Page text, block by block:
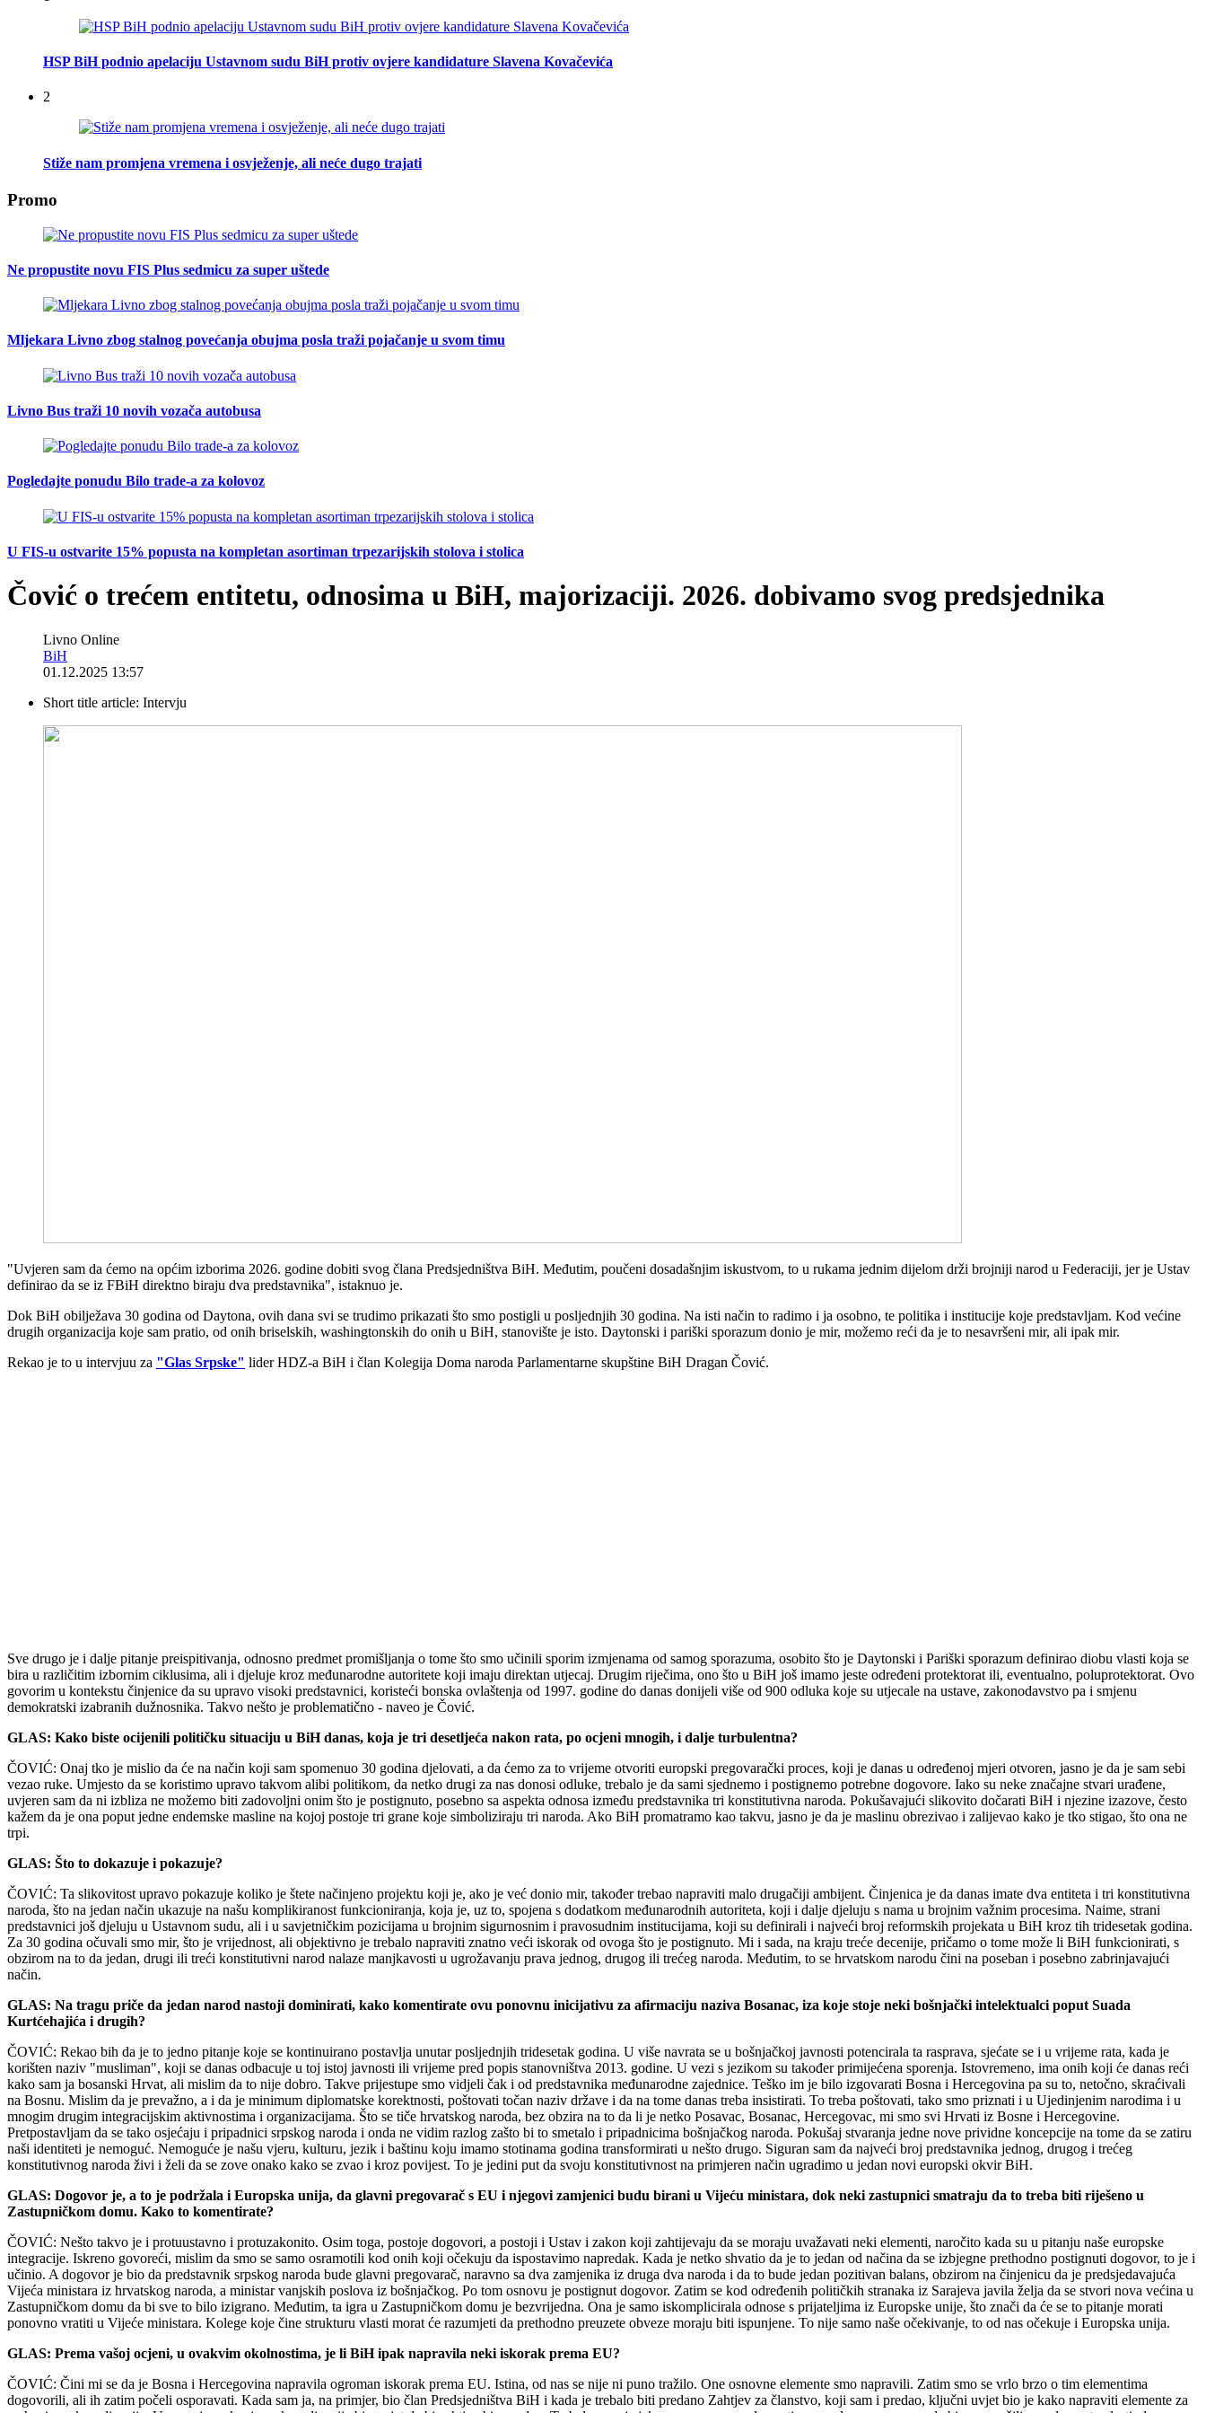
HSP BiH podnio apelaciju Ustavnom sudu BiH protiv ovjere kandidature Slavena Kovačevića
2
Stiže nam promjena vremena i osvježenje, ali neće dugo trajati
Promo
Ne propustite novu FIS Plus sedmicu za super uštede
Mljekara Livno zbog stalnog povećanja obujma posla traži pojačanje u svom timu
Livno Bus traži 10 novih vozača autobusa
Pogledajte ponudu Bilo trade-a za kolovoz
U FIS-u ostvarite 15% popusta na kompletan asortiman trpezarijskih stolova i stolica
Čović o trećem entitetu, odnosima u BiH, majorizaciji. 2026. dobivamo svog predsjednika
Livno Online
BiH
01.12.2025 13:57
Short title article: Intervju
"Uvjeren sam da ćemo na općim izborima 2026. godine dobiti svog člana Predsjedništva BiH. Međutim, poučeni dosadašnjim iskustvom, to u rukama jednim dijelom drži brojniji narod u Federaciji, jer je Ustav
definirao da se iz FBiH direktno biraju dva predstavnika", istaknuo je.
Dok BiH obilježava 30 godina od Daytona, ovih dana svi se trudimo prikazati što smo postigli u posljednjih 30 godina. Na isti način to radimo i ja osobno, te politika i institucije koje predstavljam. Kod većine
drugih organizacija koje sam pratio, od onih briselskih, washingtonskih do onih u BiH, stanovište je isto. Daytonski i pariški sporazum donio je mir, možemo reći da je to nesavršeni mir, ali ipak mir.
Rekao je to u intervjuu za "Glas Srpske" lider HDZ-a BiH i član Kolegija Doma naroda Parlamentarne skupštine BiH Dragan Čović.
Sve drugo je i dalje pitanje preispitivanja, odnosno predmet promišljanja o tome što smo učinili sporim izmjenama od samog sporazuma, osobito što je Daytonski i Pariški sporazum definirao diobu vlasti koja se
bira u različitim izbornim ciklusima, ali i djeluje kroz međunarodne autoritete koji imaju direktan utjecaj. Drugim riječima, ono što u BiH još imamo jeste određeni protektorat ili, eventualno, poluprotektorat. Ovo
govorim u kontekstu činjenice da su upravo visoki predstavnici, koristeći bonska ovlaštenja od 1997. godine do danas donijeli više od 900 odluka koje su utjecale na ustave, zakonodavstvo pa i smjenu
demokratski izabranih dužnosnika. Takvo nešto je problematično - naveo je Čović.
GLAS: Kako biste ocijenili političku situaciju u BiH danas, koja je tri desetljeća nakon rata, po ocjeni mnogih, i dalje turbulentna?
ČOVIĆ: Onaj tko je mislio da će na način koji sam spomenuo 30 godina djelovati, a da ćemo za to vrijeme otvoriti europski pregovarački proces, koji je danas u određenoj mjeri otvoren, jasno je da je sam sebi
vezao ruke. Umjesto da se koristimo upravo takvom alibi politikom, da netko drugi za nas donosi odluke, trebalo je da sami sjednemo i postignemo potrebne dogovore. Iako su neke značajne stvari urađene,
uvjeren sam da ni izbliza ne možemo biti zadovoljni onim što je postignuto, posebno sa aspekta odnosa između predstavnika tri konstitutivna naroda. Pokušavajući slikovito dočarati BiH i njezine izazove, često
kažem da je ona poput jedne endemske masline na kojoj postoje tri grane koje simboliziraju tri naroda. Ako BiH promatramo kao takvu, jasno je da je maslinu obrezivao i zalijevao kako je tko stigao, što ona ne
trpi.
GLAS: Što to dokazuje i pokazuje?
ČOVIĆ: Ta slikovitost upravo pokazuje koliko je štete načinjeno projektu koji je, ako je već donio mir, također trebao napraviti malo drugačiji ambijent. Činjenica je da danas imate dva entiteta i tri konstitutivna
naroda, što na jedan način ukazuje na našu komplikiranost funkcioniranja, koja je, uz to, spojena s dodatkom međunarodnih autoriteta, koji i dalje djeluju s nama u brojnim važnim procesima. Naime, strani
predstavnici još djeluju u Ustavnom sudu, ali i u savjetničkim pozicijama u brojnim sigurnosnim i pravosudnim institucijama, koji su definirali i najveći broj reformskih projekata u BiH kroz tih tridesetak godina.
Za 30 godina očuvali smo mir, što je vrijednost, ali objektivno je trebalo napraviti znatno veći iskorak od ovoga što je postignuto. Mi i sada, na kraju treće decenije, pričamo o tome može li BiH funkcionirati, s
obzirom na to da jedan, drugi ili treći konstitutivni narod nalaze manjkavosti u ugrožavanju prava jednog, drugog ili trećeg naroda. Međutim, to se hrvatskom narodu čini na poseban i posebno zabrinjavajući
način.
GLAS: Na tragu priče da jedan narod nastoji dominirati, kako komentirate ovu ponovnu inicijativu za afirmaciju naziva Bosanac, iza koje stoje neki bošnjački intelektualci poput Suada
Kurtćehajića i drugih?
ČOVIĆ: Rekao bih da je to jedno pitanje koje se kontinuirano postavlja unutar posljednjih tridesetak godina. U više navrata se u bošnjačkoj javnosti potencirala ta rasprava, sjećate se i u vrijeme rata, kada je
korišten naziv "musliman", koji se danas odbacuje u toj istoj javnosti ili vrijeme pred popis stanovništva 2013. godine. U vezi s jezikom su također primijećena sporenja. Istovremeno, ima onih koji će danas reći
kako sam ja bosanski Hrvat, ali mislim da to nije dobro. Takve prijestupe smo vidjeli čak i od predstavnika međunarodne zajednice. Teško im je bilo izgovarati Bosna i Hercegovina pa su to, netočno, skraćivali
na Bosnu. Mislim da je prevažno, a i da je minimum diplomatske korektnosti, poštovati točan naziv države i da na tome danas treba insistirati. To treba poštovati, tako smo priznati i u Ujedinjenim narodima i u
mnogim drugim integracijskim aktivnostima i organizacijama. Što se tiče hrvatskog naroda, bez obzira na to da li je netko Posavac, Bosanac, Hercegovac, mi smo svi Hrvati iz Bosne i Hercegovine.
Pretpostavljam da se tako osjećaju i pripadnici srpskog naroda i onda ne vidim razlog zašto bi to smetalo i pripadnicima bošnjačkog naroda. Pokušaj stvaranja jedne nove prividne koncepcije na tome da se zatiru
naši identiteti je nemoguć. Nemoguće je našu vjeru, kulturu, jezik i baštinu koju imamo stotinama godina transformirati u nešto drugo. Siguran sam da najveći broj predstavnika jednog, drugog i trećeg
konstitutivnog naroda živi i želi da se zove onako kako se zvao i kroz povijest. To je jedini put da svoju konstitutivnost na primjeren način ugradimo u jedan novi europski okvir BiH.
GLAS: Dogovor je, a to je podržala i Europska unija, da glavni pregovarač s EU i njegovi zamjenici budu birani u Vijeću ministara, dok neki zastupnici smatraju da to treba biti riješeno u
Zastupničkom domu. Kako to komentirate?
ČOVIĆ: Nešto takvo je i protuustavno i protuzakonito. Osim toga, postoje dogovori, a postoji i Ustav i zakon koji zahtijevaju da se moraju uvažavati neki elementi, naročito kada su u pitanju naše europske
integracije. Iskreno govoreći, mislim da smo se samo osramotili kod onih koji očekuju da ispostavimo napredak. Kada je netko shvatio da je to jedan od načina da se izbjegne prethodno postignuti dogovor, to je i
učinio. A dogovor je bio da predstavnik srpskog naroda bude glavni pregovarač, naravno sa dva zamjenika iz druga dva naroda i da to bude jedan pozitivan balans, obzirom na činjenicu da je predsjedavajuća
Vijeća ministara iz hrvatskog naroda, a ministar vanjskih poslova iz bošnjačkog. Po tom osnovu je postignut dogovor. Zatim se kod određenih političkih stranaka iz Sarajeva javila želja da se stvori nova većina u
Zastupničkom domu da bi sve to bilo izigrano. Međutim, ta igra u Zastupničkom domu je bezvrijedna. Ona je samo iskomplicirala odnose s prijateljima iz Europske unije, što znači da će se to pitanje morati
ponovno vratiti u Vijeće ministara. Kolege koje čine strukturu vlasti morat će razumjeti da prethodno preuzete obveze moraju biti ispunjene. To nije samo naše očekivanje, to od nas očekuje i Europska unija.
GLAS: Prema vašoj ocjeni, u ovakvim okolnostima, je li BiH ipak napravila neki iskorak prema EU?
ČOVIĆ: Čini mi se da je Bosna i Hercegovina napravila ogroman iskorak prema EU. Istina, od nas se nije ni puno tražilo. One osnovne elemente smo napravili. Zatim smo se vrlo brzo o tim elementima
dogovorili, ali ih zatim počeli osporavati. Kada sam ja, na primjer, bio član Predsjedništva BiH i kada je trebalo biti predano Zahtjev za članstvo, koji sam i predao, ključni uvjet bio je kako napraviti elemente za